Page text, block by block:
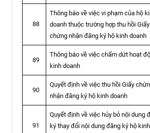
88
Thông báo về việc vi phạm của hộ
doanh thuộc trường hợp thu hồi Giấy
chứng nhận đăng ký hộ kinh doanh
89
Thông báo về việc chấm dứt hoạt
kinh doanh
90
Quyết định về việc thu hồi Giấy
nhận đăng ký hộ kinh doanh
91
Quyết định về việc hủy bỏ nội dung
ký thay đổi nội dung đăng ký hộ kinh